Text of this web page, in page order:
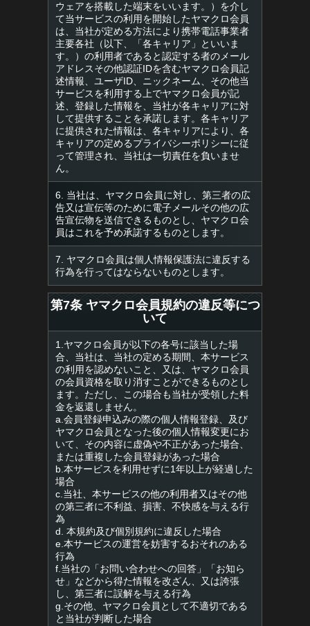
ウェアを搭載した端末をいいます。）を介し
て当サービスの利用を開始したヤマクロ会員
は、当社が定める方法により携帯電話事業者
主要各社（以下、「各キャリア」といいま
す。）の利用者であると認定する者のメール
アドレスその他認証IDを含むヤマクロ会員記
述情報、ユーザID、ニックネーム、その他当
サービスを利用する上でヤマクロ会員が記
述、登録した情報を、当社が各キャリアに対
して提供することを承諾します。各キャリア
に提供された情報は、各キャリアにより、各
キャリアの定めるプライバシーポリシーに従
って管理され、当社は一切責任を負いませ
ん。
6. 当社は、ヤマクロ会員に対し、第三者の広
告又は宣伝等のために電子メールその他の広
告宣伝物を送信できるものとし、ヤマクロ会
員はこれを予め承諾するものとします。
7. ヤマクロ会員は個人情報保護法に違反する
行為を行ってはならないものとします。
第7条 ヤマクロ会員規約の違反等につ
いて
1.ヤマクロ会員が以下の各号に該当した場
合、当社は、当社の定める期間、本サービス
の利用を認めないこと、又は、ヤマクロ会員
の会員資格を取り消すことができるものとし
ます。ただし、この場合も当社が受領した料
金を返還しません。
a.会員登録申込みの際の個人情報登録、及び
ヤマクロ会員となった後の個人情報変更にお
いて、その内容に虚偽や不正があった場合、
または重複した会員登録があった場合
b.本サービスを利用せずに1年以上が経過した
場合
c.当社、本サービスの他の利用者又はその他
の第三者に不利益、損害、不快感を与える行
為
d. 本規約及び個別規約に違反した場合
e.本サービスの運営を妨害するおそれのある
行為
f.当社の「お問い合わせへの回答」「お知ら
せ」などから得た情報を改ざん、又は誇張
し、第三者に誤解を与える行為
g.その他、ヤマクロ会員として不適切である
と当社が判断した場合